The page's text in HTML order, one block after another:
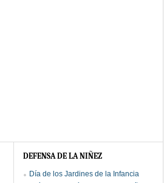
DEFENSA DE LA NIÑEZ
Día de los Jardines de la Infancia